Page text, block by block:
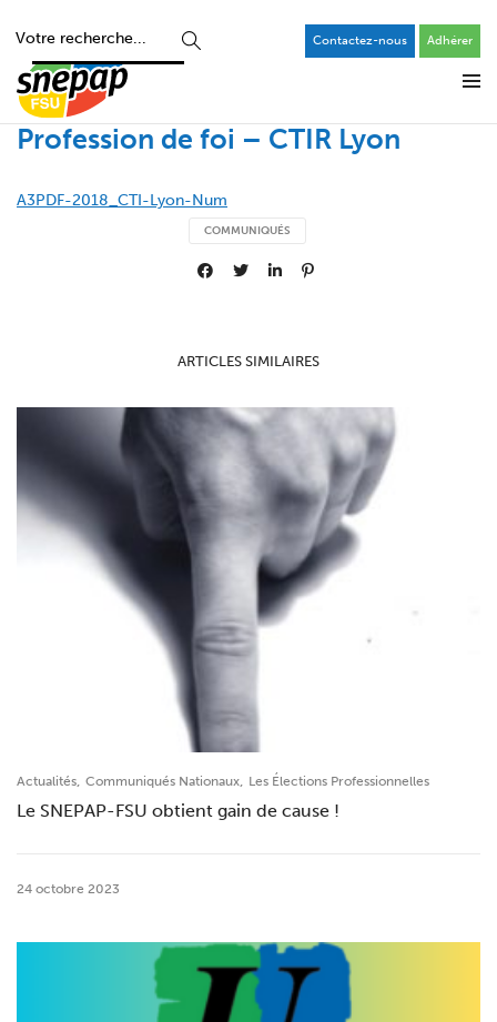
Contactez-nous Adhérer
Profession de foi – CTIR Lyon
A3PDF-2018_CTI-Lyon-Num
COMMUNIQUÉS
ARTICLES SIMILAIRES
Actualités, Communiqués Nationaux, Les Élections Professionnelles
Le SNEPAP-FSU obtient gain de cause !
24 octobre 2023